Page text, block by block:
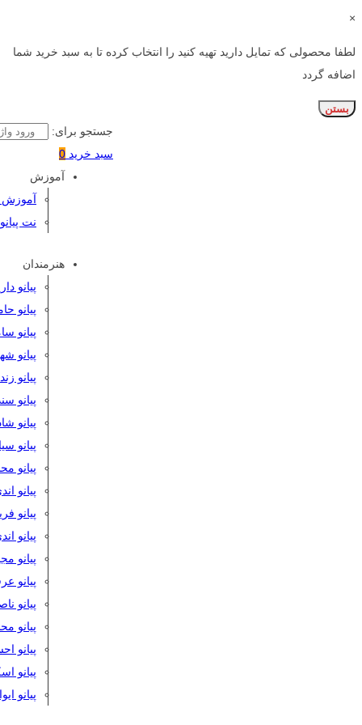
×
لطفا محصولی که تمایل دارید تهیه کنید را انتخاب کرده تا به سبد خرید شما
اضافه گردد
بستن
جستجو برای:
سبد خرید 0
آموزش
آموزش
نت پیانو
هنرمندان
پیانو
پیانو
پیانو
پیانو
پیانو
پیانو
پیانو
پیانو
پیانو
پیانو
پیانو
پیانو
پیانو
پیانو
پیانو
پیانو
پیانو
پیانو
پیانو